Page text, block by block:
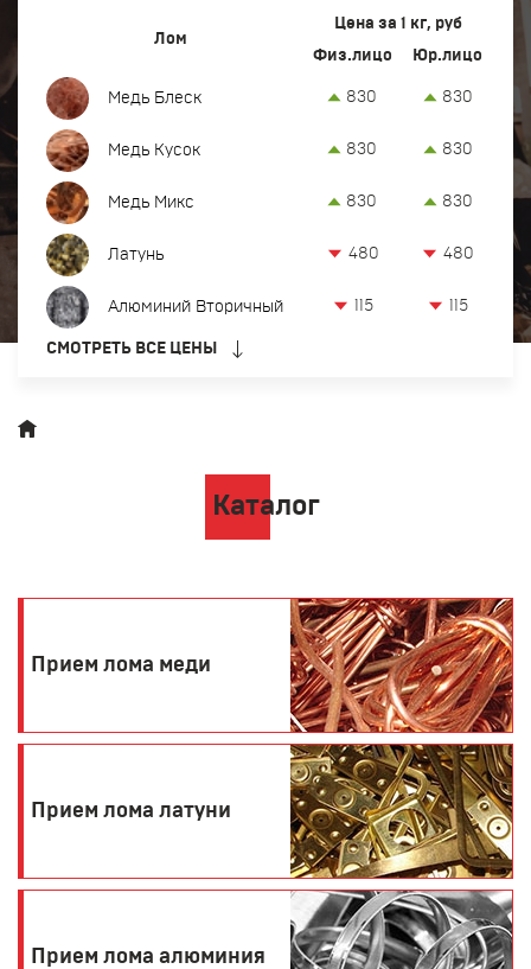
Закупка оргтехники и оборудования
Контакты
Прием лома цветных и черных металлов в Тобольске
Лом
Цена за 1 кг, руб
Физ.лицо
Юр.лицо
Медь Блеск 830 830
Медь Кусок 830 830
Медь Микс 830 830
Латунь 480 480
Алюминий Вторичный 115 115
СМОТРЕТЬ ВСЕ ЦЕНЫ
Каталог
Прием лома меди
Прием лома латуни
Прием лома алюминия